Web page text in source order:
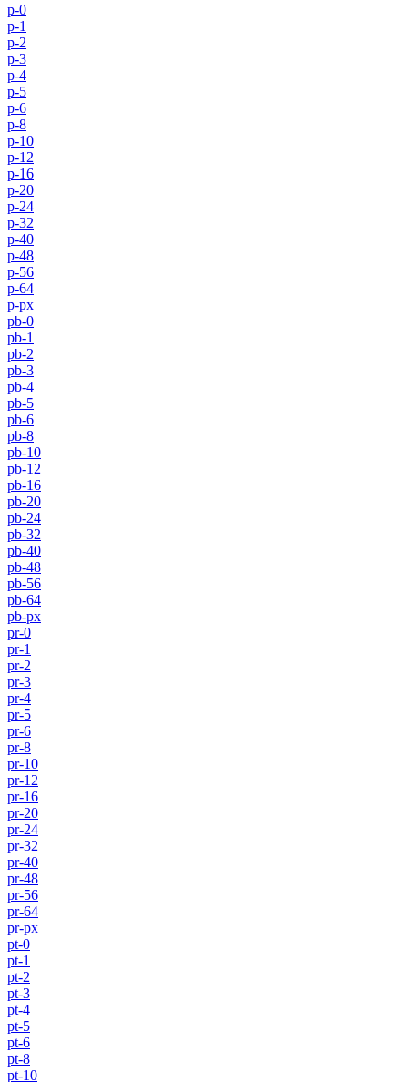
p-0
p-1
p-2
p-3
p-4
p-5
p-6
p-8
p-10
p-12
p-16
p-20
p-24
p-32
p-40
p-48
p-56
p-64
p-px
pb-0
pb-1
pb-2
pb-3
pb-4
pb-5
pb-6
pb-8
pb-10
pb-12
pb-16
pb-20
pb-24
pb-32
pb-40
pb-48
pb-56
pb-64
pb-px
pr-0
pr-1
pr-2
pr-3
pr-4
pr-5
pr-6
pr-8
pr-10
pr-12
pr-16
pr-20
pr-24
pr-32
pr-40
pr-48
pr-56
pr-64
pr-px
pt-0
pt-1
pt-2
pt-3
pt-4
pt-5
pt-6
pt-8
pt-10